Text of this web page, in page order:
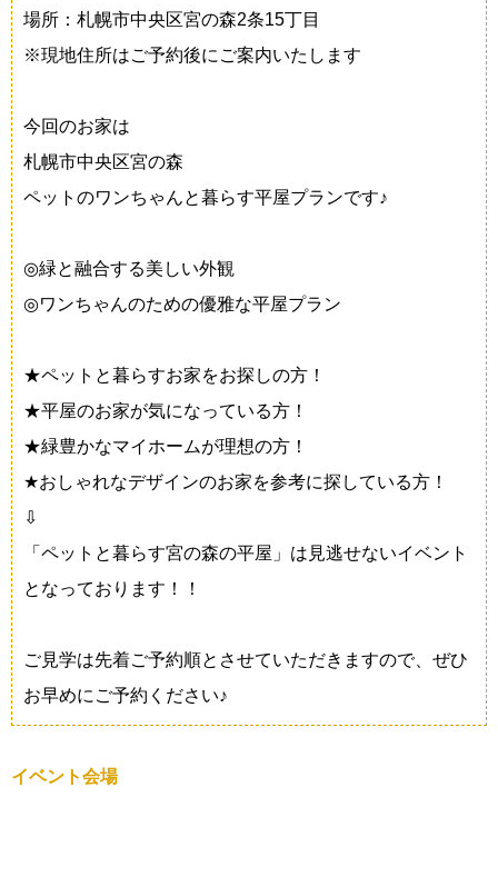
場所：札幌市中央区宮の森2条15丁目
※現地住所はご予約後にご案内いたします
今回のお家は
札幌市中央区宮の森
ペットのワンちゃんと暮らす平屋プランです♪
◎緑と融合する美しい外観
◎ワンちゃんのための優雅な平屋プラン
★ペットと暮らすお家をお探しの方！
★平屋のお家が気になっている方！
★緑豊かなマイホームが理想の方！
★おしゃれなデザインのお家を参考に探している方！
⇩
「ペットと暮らす宮の森の平屋」は見逃せないイベント
となっております！！
ご見学は先着ご予約順とさせていただきますので、ぜひ
お早めにご予約ください♪
イベント会場